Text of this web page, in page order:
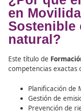
¿Qué
Gestor
Controlar
Negociar
Integrar la
empresarial.